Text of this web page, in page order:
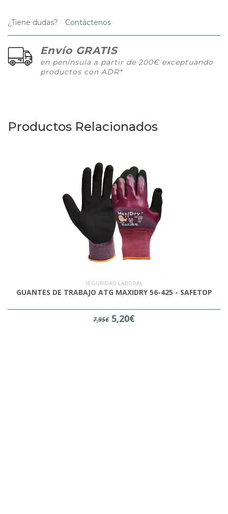
¿Tiene dudas? Contáctenos
Envío GRATIS
en península a partir de 200€ exceptuando
productos con ADR*
Productos Relacionados
SEGURIDAD LABORAL
GUANTES DE TRABAJO ATG MAXIDRY 56-425 - SAFETOP
7,95€ 5,20€